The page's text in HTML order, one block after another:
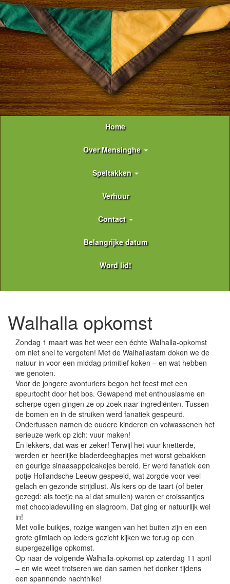
Home
Over Mensinghe
Speltakken
Verhuur
Contact
Belangrijke datum
Word lid!
Walhalla opkomst
Zondag 1 maart was het weer een échte Walhalla-opkomst
om niet snel te vergeten! Met de Walhallastam doken we de
natuur in voor een middag primitief koken – en wat hebben
we genoten.
Voor de jongere avonturiers begon het feest met een
speurtocht door het bos. Gewapend met enthousiasme en
scherpe ogen gingen ze op zoek naar ingrediënten. Tussen
de bomen en in de struiken werd fanatiek gespeurd.
Ondertussen namen de oudere kinderen en volwassenen het
serieuze werk op zich: vuur maken!
En lekkers, dat was er zeker! Terwijl het vuur knetterde,
werden er heerlijke bladerdeeghapjes met worst gebakken
en geurige sinaasappelcakejes bereid. Er werd fanatiek een
potje Hollandsche Leeuw gespeeld, wat zorgde voor veel
gelach en gezonde strijdlust. Als kers op de taart (of beter
gezegd: als toetje na al dat smullen) waren er croissantjes
met chocoladevulling en slagroom. Dat ging er natuurlijk wel
in!
Met volle buikjes, rozige wangen van het buiten zijn en een
grote glimlach op ieders gezicht kijken we terug op een
supergezellige opkomst.
Op naar de volgende Walhalla-opkomst op zaterdag 11 april
– en wie weet trotseren we dan samen het donker tijdens
een spannende nachthike!